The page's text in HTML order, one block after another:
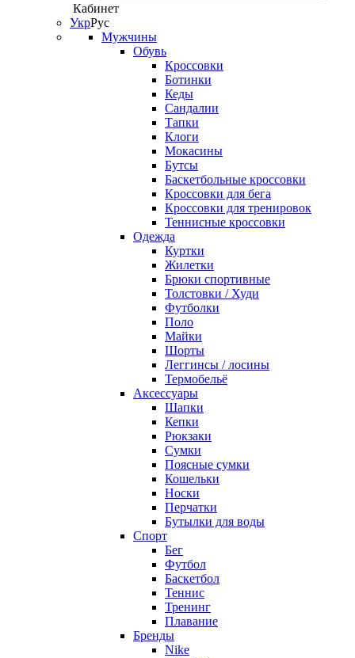
Кабинет
УкрРус
Мужчины
Обувь
Кроссовки
Ботинки
Кеды
Сандалии
Тапки
Клоги
Мокасины
Бутсы
Баскетбольные кроссовки
Кроссовки для бега
Кроссовки для тренировок
Теннисные кроссовки
Одежда
Куртки
Жилетки
Брюки спортивные
Толстовки / Худи
Футболки
Поло
Майки
Шорты
Леггинсы / лосины
Термобельё
Аксессуары
Шапки
Кепки
Рюкзаки
Сумки
Поясные сумки
Кошельки
Носки
Перчатки
Бутылки для воды
Спорт
Бег
Футбол
Баскетбол
Теннис
Тренинг
Плавание
Бренды
Nike